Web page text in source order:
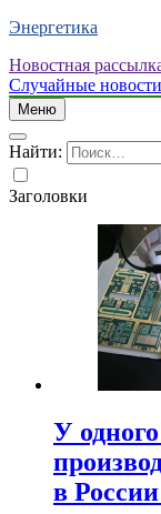
Энергетика
Новостная
Случайные новости
Меню
Найти:
Заголовки
У
в